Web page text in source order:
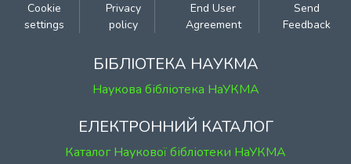
Cookie
settings
Privacy
policy
End User
Agreement
Send
Feedback
БІБЛІОТЕКА НАУКМА
Наукова бібліотека НаУКМА
ЕЛЕКТРОННИЙ КАТАЛОГ
Каталог Наукової бібліотеки НаУКМА